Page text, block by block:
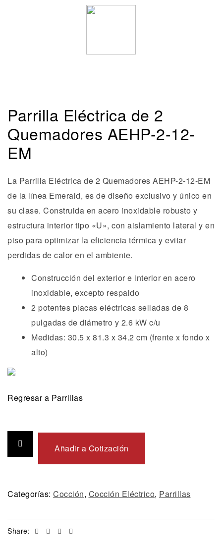
Parrilla Eléctrica de 2
Quemadores AEHP-2-12-
EM
La Parrilla Eléctrica de 2 Quemadores AEHP-2-12-EM
de la línea Emerald, es de diseño exclusivo y único en
su clase. Construida en acero inoxidable robusto y
estructura interior tipo «U», con aislamiento lateral y en
piso para optimizar la eficiencia térmica y evitar
perdidas de calor en el ambiente.
Construcción del exterior e interior en acero
inoxidable, excepto respaldo
2 potentes placas eléctricas selladas de 8
pulgadas de diámetro y 2.6 kW c/u
Medidas: 30.5 x 81.3 x 34.2 cm (frente x fondo x
alto)
Regresar a Parrillas
Añadir a Cotización
Categorías: Cocción, Cocción Eléctrico, Parrillas
Share: Facebook
TwitterLinkedin